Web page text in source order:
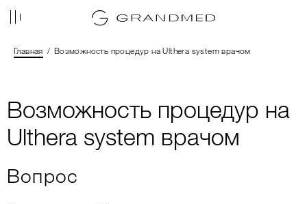
Главная Возможность процедур на Ulthera system врачом
Возможность процедур на
Ulthera system врачом
Вопрос